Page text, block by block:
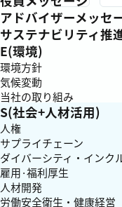
アドバイザーメッセ
サステナビリティ推
E(環境)
環境方針
気候変動
当社の取り組み
S(社会+人材活用)
人権
サプライチェーン
ダイバーシティ・インク
雇用·福利厚生
人材開発
労働安全衛生・健康経営